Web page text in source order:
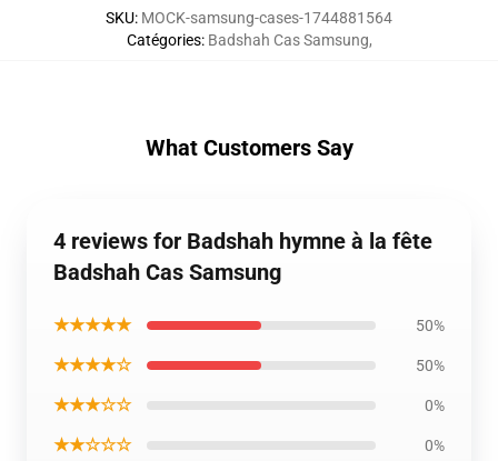
SKU: MOCK-samsung-cases-1744881564
Catégories: Badshah Cas Samsung,
What Customers Say
4 reviews for Badshah hymne à la fête
Badshah Cas Samsung
★★★★★ 50%
★★★★☆ 50%
★★★☆☆ 0%
★★☆☆☆ 0%